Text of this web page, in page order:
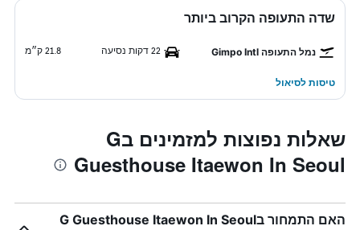
שדה התעופה הקרוב ביותר
נמל התעופה Gimpo Intl 22 דקות נסיעה 21.8 ק״מ
טיסות לסיאול
שאלות נפוצות למזמינים בG
Guesthouse Itaewon In Seoul
האם התמחור בG Guesthouse Itaewon In Seoul